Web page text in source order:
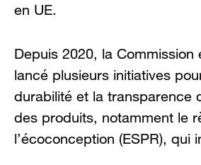
en UE.
Depuis 2020, la Commission
lancé plusieurs initiatives
durabilité et la transparence
des produits, notamment le
l’écoconception (ESPR), qui